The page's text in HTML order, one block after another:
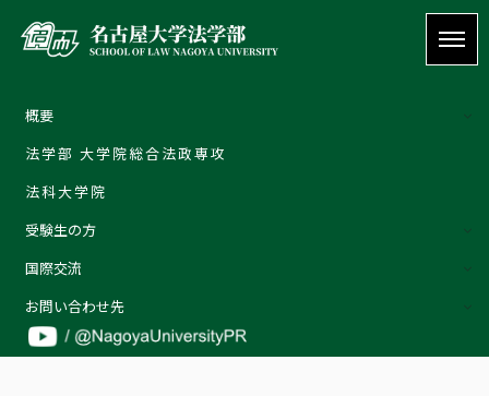
概要
概要
特色
外部評価
教員の紹介
法学部 大学院総合法政専攻
法科大学院
受験生の方
国際交流
お問い合わせ先